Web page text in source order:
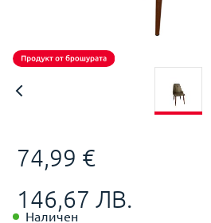
74,99 €
146,67 ЛВ.
Наличен